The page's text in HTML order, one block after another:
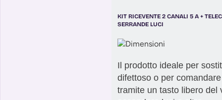
KIT RICEVENTE 2 CANALI 5 A +
SERRANDE LUCI
Il prodotto ideale per
difettoso o per
tramite un tasto libero del